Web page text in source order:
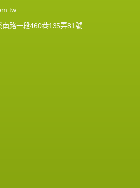
路一段460巷135弄81號